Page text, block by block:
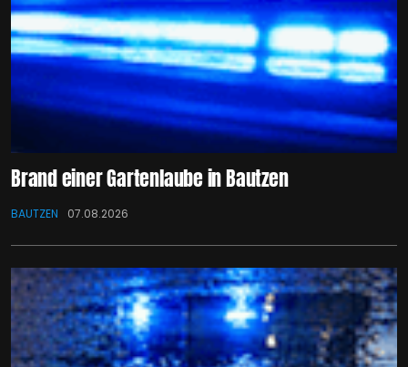
Brand einer Gartenlaube in Bautzen
BAUTZEN 07.08.2026